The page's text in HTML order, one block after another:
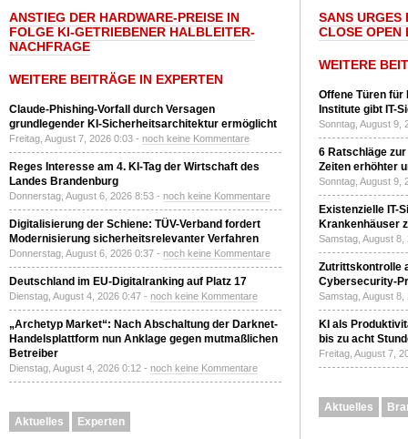
ANSTIEG DER HARDWARE-PREISE IN
FOLGE KI-GETRIEBENER HALBLEITER-
NACHFRAGE
WEITERE BEITRÄGE IN EXPERTEN
Claude-Phishing-Vorfall durch Versagen
grundlegender KI-Sicherheitsarchitektur ermöglicht
Freitag, August 7, 2026 0:03 - noch keine Kommentare
Reges Interesse am 4. KI-Tag der Wirtschaft des
Landes Brandenburg
Donnerstag, August 6, 2026 8:53 - noch keine Kommentare
Digitalisierung der Schiene: TÜV-Verband fordert
Modernisierung sicherheitsrelevanter Verfahren
Donnerstag, August 6, 2026 0:37 - noch keine Kommentare
Deutschland im EU-Digitalranking auf Platz 17
Dienstag, August 4, 2026 0:47 - noch keine Kommentare
„Archetyp Market“: Nach Abschaltung der Darknet-
Handelsplattform nun Anklage gegen mutmaßlichen
Betreiber
Dienstag, August 4, 2026 0:12 - noch keine Kommentare
Aktuelles Experten
SANS URGES
CLOSE OPEN
WEITERE
Offene Türen für
Institute gibt IT-
Sonntag, August 9,
6 Ratschläge
Zeiten erhöhter
Sonntag, August 9,
Existenzielle IT-
Krankenhäuser
Samstag, August
Zutrittskontrolle
Cybersecurity-
Samstag, August
KI als
bis zu acht
Freitag, August 7,
Aktuelles